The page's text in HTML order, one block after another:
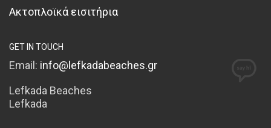
Ακτοπλοϊκά εισιτήρια
GET IN TOUCH
Email: info@lefkadabeaches.gr
Lefkada Beaches
Lefkada